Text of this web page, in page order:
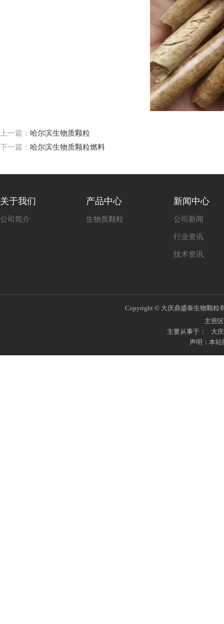
上一篇： 哈尔滨生物质颗粒
下一篇： 哈尔滨生物质颗粒燃料
关于我们
公司简介
产品中心
生物质颗粒
新闻中心
公司新闻
行业资讯
技术资讯
Copyright © 大庆鼎盛泰生物颗粒
主营
主要从事于：
大
声明：本站